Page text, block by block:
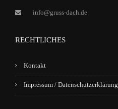
info@gruss-dach.de
RECHTLICHES
Kontakt
Impressum / Datenschutzerklärung